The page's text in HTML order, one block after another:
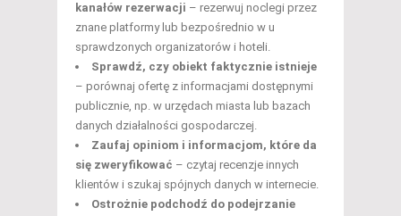
kanałów rezerwacji – rezerwuj noclegi przez
znane platformy lub bezpośrednio w u
sprawdzonych organizatorów i hoteli.
Sprawdź, czy obiekt faktycznie istnieje
– porównaj ofertę z informacjami dostępnymi
publicznie, np. w urzędach miasta lub bazach
danych działalności gospodarczej.
Zaufaj opiniom i informacjom, które da
się zweryfikować – czytaj recenzje innych
klientów i szukaj spójnych danych w internecie.
Ostrożnie podchodź do podejrzanie